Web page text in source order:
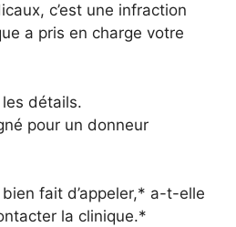
c’est une infraction
a pris en charge votre
détails.
pour un donneur
fait d’appeler,* a-t-elle
la clinique.*